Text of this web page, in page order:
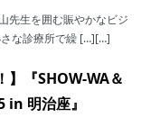
先生を囲む賑やかなビジ
な診療所で繰 […][…]
】『SHOW-WA＆
in 明治座』